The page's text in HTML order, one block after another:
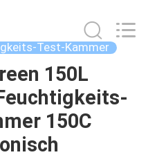
Test-Kammer
150L
150C